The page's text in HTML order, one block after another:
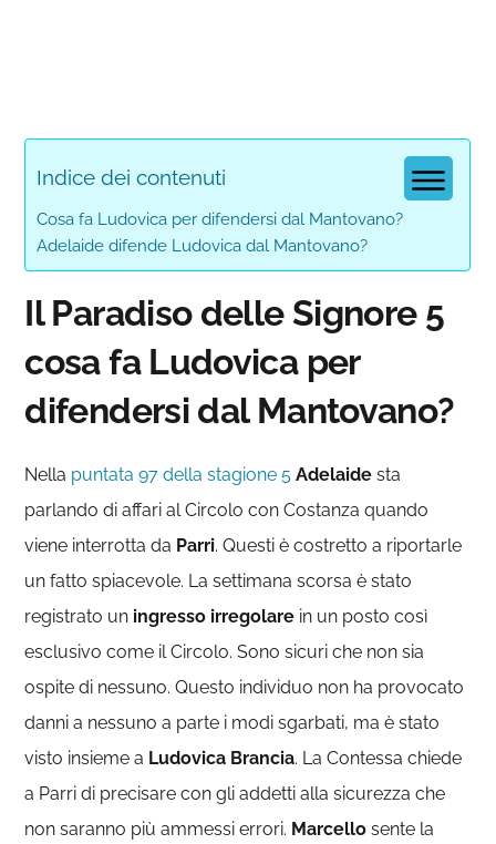
Indice dei contenuti
Cosa fa Ludovica per difendersi dal Mantovano?
Adelaide difende Ludovica dal Mantovano?
Il Paradiso delle Signore 5
cosa fa Ludovica per
difendersi dal Mantovano?
Nella puntata 97 della stagione 5 Adelaide sta
parlando di affari al Circolo con Costanza quando
viene interrotta da Parri. Questi è costretto a riportarle
un fatto spiacevole. La settimana scorsa è stato
registrato un ingresso irregolare in un posto così
esclusivo come il Circolo. Sono sicuri che non sia
ospite di nessuno. Questo individuo non ha provocato
danni a nessuno a parte i modi sgarbati, ma è stato
visto insieme a Ludovica Brancia. La Contessa chiede
a Parri di precisare con gli addetti alla sicurezza che
non saranno più ammessi errori. Marcello sente la